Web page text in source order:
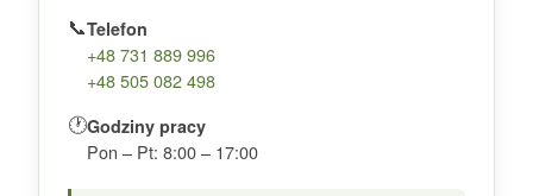
📞Telefon
+48 731 889 996
+48 505 082 498
🕐Godziny pracy
Pon – Pt: 8:00 – 17:00